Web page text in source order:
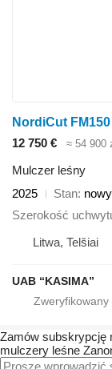
NordiCut
12 750 €
≈ 54 900
Mulczer leśny
2025
Stan nowy
Szerokość
Litwa, Telšiai
UAB “KASIMA”
Zamów subskrypcję
mulczery leśne